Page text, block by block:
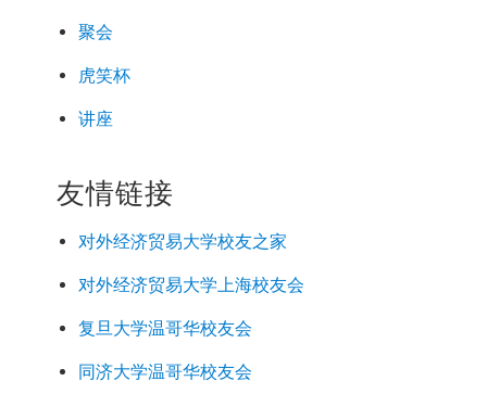
聚会
虎笑杯
讲座
友情链接
对外经济贸易大学校友之家
对外经济贸易大学上海校友会
复旦大学温哥华校友会
同济大学温哥华校友会